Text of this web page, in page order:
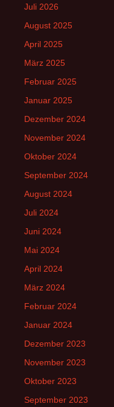
Juli 2026
August 2025
April 2025
März 2025
Februar 2025
Januar 2025
Dezember 2024
November 2024
Oktober 2024
September 2024
August 2024
Juli 2024
Juni 2024
Mai 2024
April 2024
März 2024
Februar 2024
Januar 2024
Dezember 2023
November 2023
Oktober 2023
September 2023